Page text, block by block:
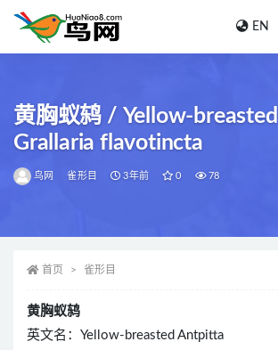
EN
黄胸蚁鸫 / Yellow-
Grallaria flavotincta
鸟网 雀形目 3年前 0 78
首页 雀形目
黄胸蚁鸫
英文名：Yellow-breasted Antpitta